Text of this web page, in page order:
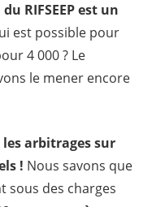
RIFSEEP est un
est possible pour
4 000 ? Le
le mener encore
arbitrages sur
! Nous savons que
sous des charges